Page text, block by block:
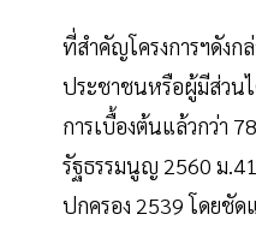
ที่สำคัญโครงการฯดังก
ประชาชนหรือผู้มีส่วน
การเบื้องต้นแล้วกว่า
รัฐธรรมนูญ 2560 ม
ปกครอง 2539 โดยชัด